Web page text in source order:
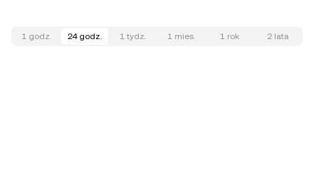
1 godz. 24 godz. 1 tydz. 1 mies. 1 rok 2 lata